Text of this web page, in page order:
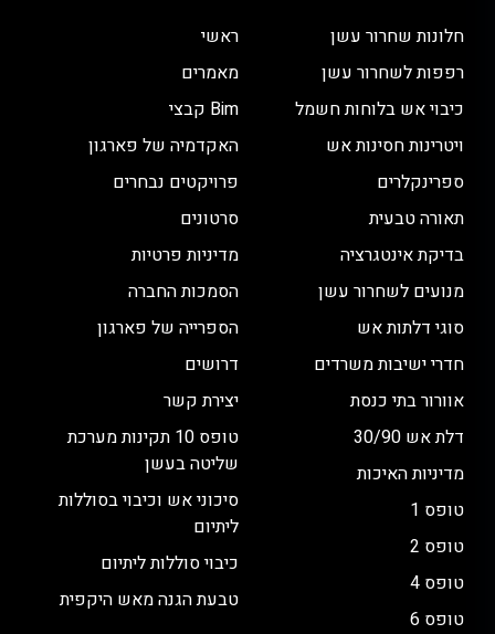
חלונות שחרור עשן
רפפות לשחרור עשן
כיבוי אש בלוחות חשמל
ויטרינות חסינות אש
ספרינקלרים
תאורה טבעית
בדיקת אינטגרציה
מנועים לשחרור עשן
סוגי דלתות אש
חדרי ישיבות משרדים
אוורור בתי כנסת
דלת אש 30/90
מדיניות האיכות
טופס 1
טופס 2
טופס 4
טופס 6
ראשי
מאמרים
Bim קבצי
האקדמיה של פארגון
פרויקטים נבחרים
סרטונים
מדיניות פרטיות
הסמכות החברה
הספרייה של פארגון
דרושים
יצירת קשר
טופס 10 תקינות מערכת
שליטה בעשן
סיכוני אש וכיבוי בסוללות
ליתיום
כיבוי סוללות ליתיום
טבעת הגנה מאש היקפית